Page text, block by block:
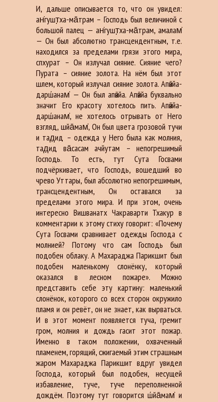
И, дальше описывается то, что он увидел:
ан̇гушт̣ха-ма̄трам – Господь был величиной с
большой палец — ан̇гушт̣ха-ма̄трам, амалам̇
— Он был абсолютно трансцендентным, т.е.
находился за пределами грязи этого мира,
спхурат – Он излучал сияние. Сияние чего?
Пурата – сияние золота. На нём был этот
шлем, который излучал сияние золота. Апӣвйа-
дарш́анам̇ — Он был апӣвйа. Апӣвйа буквально
значит Его красоту хотелось пить. Апӣвйа-
дарш́анам̇, не хотелось отрывать от Него
взгляд, шйа̄мам̇, Он был цвета грозовой тучи
и тад̣ид – одежда у Него была как молния,
тад̣ид ва̄сасам ачйутам – непогрешимый
Господь. То есть, тут Сута Госвами
подчёркивает, что Господь, вошедший во
чрево Уттары, был абсолютно непогрешимым,
трансцендентным, Он оставался за
пределами этого мира. И при этом, очень
интересно Вишванатх Чакраварти Тхакур в
комментарии к этому стиху говорит: «Почему
Сута Госвами сравнивает одежды Господа с
молнией? Потому что сам Господь был
подобен облаку. А Махараджа Парикшит был
подобен маленькому слонёнку, который
оказался в лесном пожаре». Можно
представить себе эту картину: маленький
слонёнок, которого со всех сторон окружило
пламя и он ревёт, он не знает, как вырваться.
И в этот момент появляется туча, гремит
гром, молния и дождь гасит этот пожар.
Именно в таком положении, охваченный
пламенем, горящий, сжигаемый этим страшным
жаром Махараджа Парикшит вдруг увидел
Господа, который был подобен, несущей
избавление, туче, туче переполненной
дождём. Поэтому тут говорится ш́йа̄мам̇ и